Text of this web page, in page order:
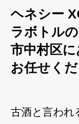
ヘネシー
ラボトル
市中村区
お任せくだ
古酒と言われ